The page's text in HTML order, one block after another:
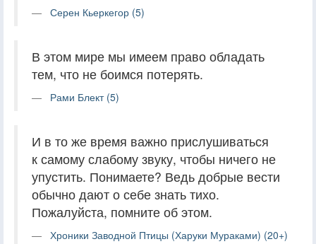
Серен Кьеркегор (5)
В этом мире мы имеем право обладать
тем, что не боимся потерять.
Рами Блект (5)
И в то же время важно прислушиваться
к самому слабому звуку, чтобы ничего не
упустить. Понимаете? Ведь добрые вести
обычно дают о себе знать тихо.
Пожалуйста, помните об этом.
Хроники Заводной Птицы (Харуки Мураками) (20+)